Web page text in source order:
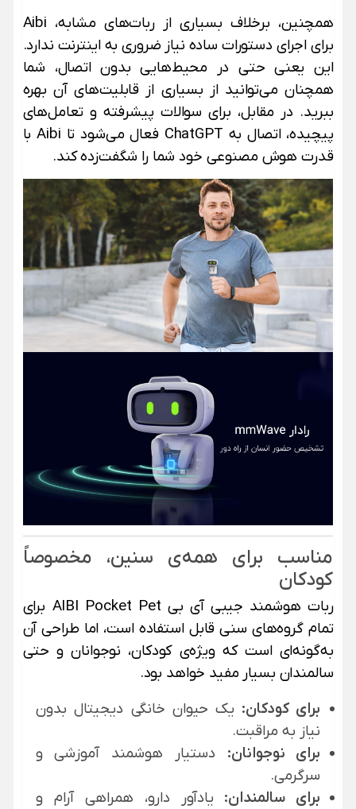
همچنین، برخلاف بسیاری از ربات‌های مشابه، Aibi
برای اجرای دستورات ساده نیاز ضروری به اینترنت ندارد.
این یعنی حتی در محیط‌هایی بدون اتصال، شما
همچنان می‌توانید از بسیاری از قابلیت‌های آن بهره
ببرید. در مقابل، برای سوالات پیشرفته و تعامل‌های
پیچیده، اتصال به ChatGPT فعال می‌شود تا Aibi با
قدرت هوش مصنوعی خود شما را شگفت‌زده کند.
مناسب برای همه‌ی سنین، مخصوصاً
کودکان
ربات هوشمند جیبی آی بی AIBI Pocket Pet برای
تمام گروه‌های سنی قابل استفاده است، اما طراحی آن
به‌گونه‌ای است که ویژه‌ی کودکان، نوجوانان و حتی
سالمندان بسیار مفید خواهد بود.
برای کودکان: یک حیوان خانگی دیجیتال بدون
نیاز به مراقبت.
برای نوجوانان: دستیار هوشمند آموزشی و
سرگرمی.
برای سالمندان: یادآور دارو، همراهی آرام و